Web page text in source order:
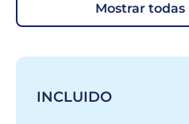
mostrar
INCLUIDO